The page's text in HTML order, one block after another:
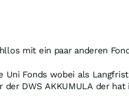
mit ein paar anderen
Uni Fonds wobei als
DWS AKKUMULA der